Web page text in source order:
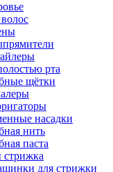
рта
щётки
насадки
нить
паста
стрижка
для стрижки